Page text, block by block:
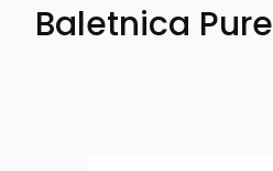
Baletnica Pure